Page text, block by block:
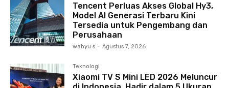
Tencent Perluas Akses Global Hy3,
Model AI Generasi Terbaru Kini
Tersedia untuk Pengembang dan
Perusahaan
wahyu s - Agustus 7, 2026
Teknologi
Xiaomi TV S Mini LED 2026 Meluncur